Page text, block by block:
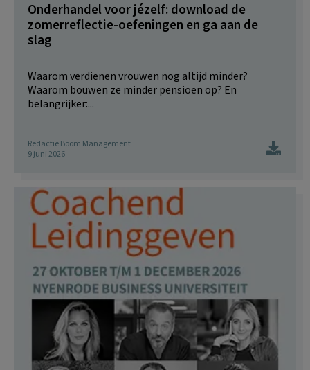
Onderhandel voor jézelf: download de
zomerreflectie-oefeningen en ga aan de
slag
Waarom verdienen vrouwen nog altijd minder?
Waarom bouwen ze minder pensioen op? En
belangrijker:...
Redactie Boom Management
9 juni 2026